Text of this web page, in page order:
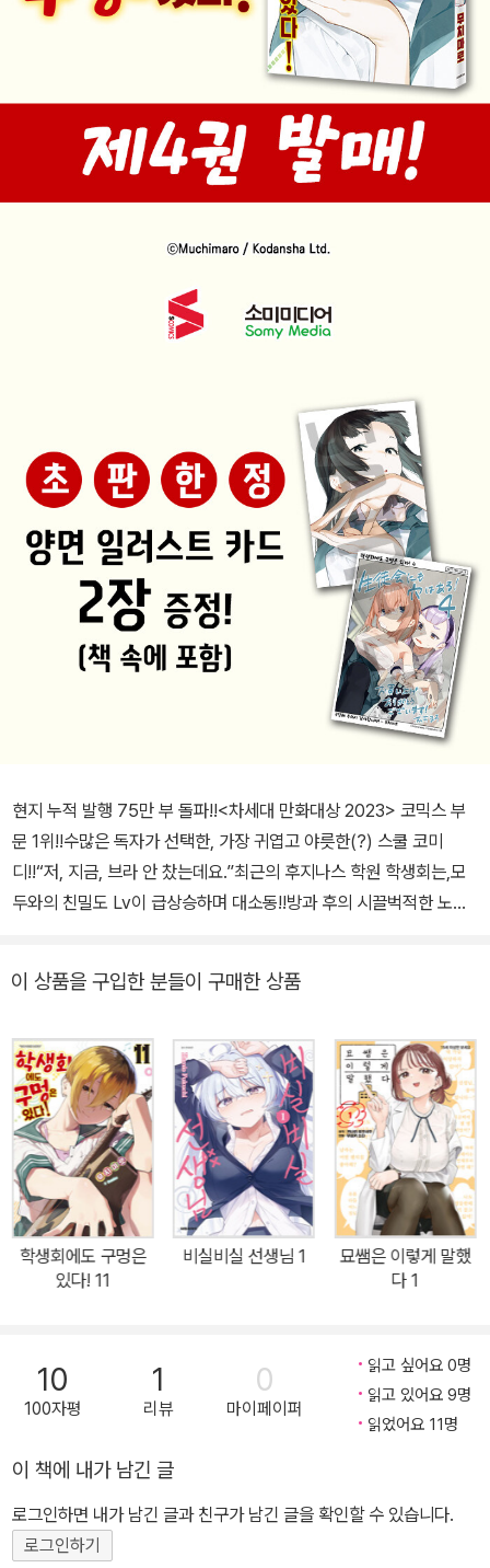
현지 누적 발행 75만 부 돌파!!<차세대 만화대상 2023> 코믹스 부
문 1위!!수많은 독자가 선택한, 가장 귀엽고 야릇한(?) 스쿨 코미
디!!“저, 지금, 브라 안 찼는데요.”최근의 후지나스 학원 학생회는,모
두와의 친밀도 Lv이 급상승하며 대소동!!방과 후의 시끌벅적한 노래
콩닥이크게 가속하는 제④권입니다♪
이 상품을 구입한 분들이 구매한 상품
학생회에도 구멍은
있다! 11
비실비실 선생님 1
묘쌤은 이렇게 말했
다 1
10
100자평
1
리뷰
0
마이페이퍼
읽고 싶어요 0명
읽고 있어요 9명
읽었어요 11명
이 책에 내가 남긴 글
로그인하면 내가 남긴 글과 친구가 남긴 글을 확인할 수 있습니다.
로그인하기